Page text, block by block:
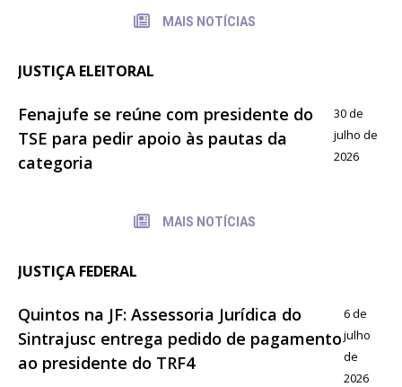
MAIS NOTÍCIAS
JUSTIÇA ELEITORAL
Fenajufe se reúne com presidente do
TSE para pedir apoio às pautas da
categoria
30 de
julho de
2026
MAIS NOTÍCIAS
JUSTIÇA FEDERAL
Quintos na JF: Assessoria Jurídica do
Sintrajusc entrega pedido de pagamento
ao presidente do TRF4
6 de
julho
de
2026